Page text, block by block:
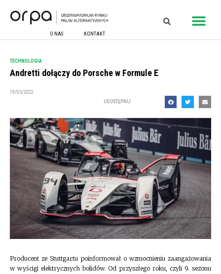
O NAS KONTAKT
TECHNOLOGIA
Andretti dołączy do Porsche w Formule E
19/05/2022
UDOSTĘPNIJ
Producent ze Stuttgartu poinformował o wzmocnieniu zaangażowania
w wyścigi elektrycznych bolidów. Od przyszłego roku, czyli 9. sezonu